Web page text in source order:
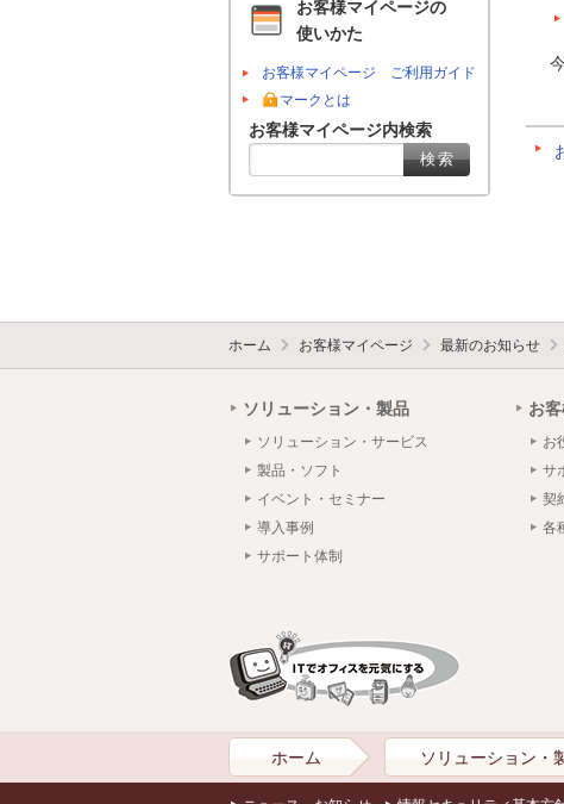
お客様マイページの
使いかた
お客様マイページ ご利用ガイド
マークとは
お客様マイページ内検索
ホーム お客様マイページ 最新のお知らせ
ソリューション・製品
ソリューション・サービス
製品・ソフト
イベント・セミナー
導入事例
サポート体制
お
お
サ
契
各
ホーム ソリューション・